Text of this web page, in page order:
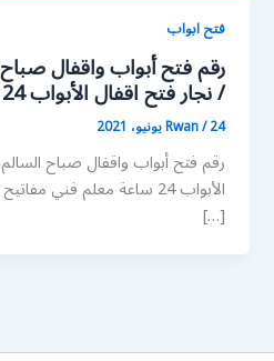
فتح ابواب
/ نجار فتح اقفال الأبواب 24 ساعة
Rwan/24 يونيو، 2021
رقم فتح أبواب واقفال صباح
الأبواب 24 ساعة معلم
[…]